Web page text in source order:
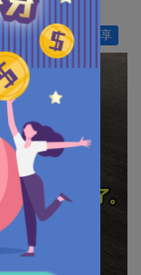
分享
讚好 0